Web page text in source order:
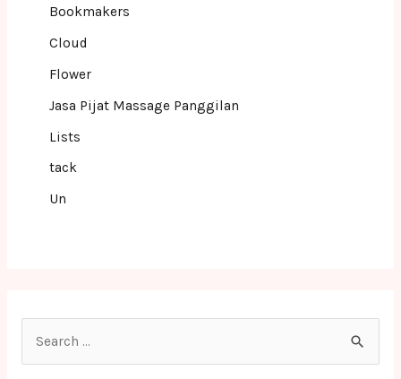
Bookmakers
Cloud
Flower
Jasa Pijat Massage Panggilan
Lists
tack
Un